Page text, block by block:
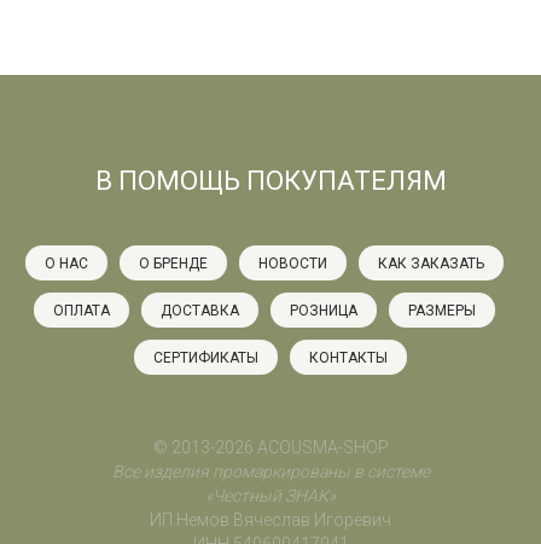
В ПОМОЩЬ ПОКУПАТЕЛЯМ
О НАС О БРЕНДЕ НОВОСТИ КАК ЗАКАЗАТЬ
ОПЛАТА ДОСТАВКА РОЗНИЦА РАЗМЕРЫ
СЕРТИФИКАТЫ КОНТАКТЫ
© 2013-2026 ACOUSMA-SHOP
Все изделия промаркированы в системе
«Честный ЗНАК»
ИП Немов Вячеслав Игоревич